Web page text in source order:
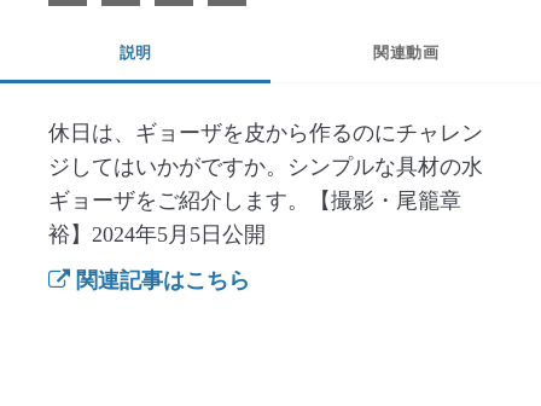
説明 関連動画
休日は、ギョーザを皮から作るのにチャレン
ジしてはいかがですか。シンプルな具材の水
ギョーザをご紹介します。【撮影・尾籠章
関連記事はこちら